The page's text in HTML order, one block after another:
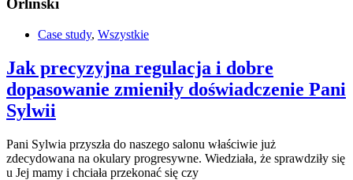
Orliński
Case study, Wszystkie
Jak precyzyjna regulacja i dobre
dopasowanie zmieniły doświadczenie Pani
Sylwii
Pani Sylwia przyszła do naszego salonu właściwie już
zdecydowana na okulary progresywne. Wiedziała, że sprawdziły się
u Jej mamy i chciała przekonać się czy